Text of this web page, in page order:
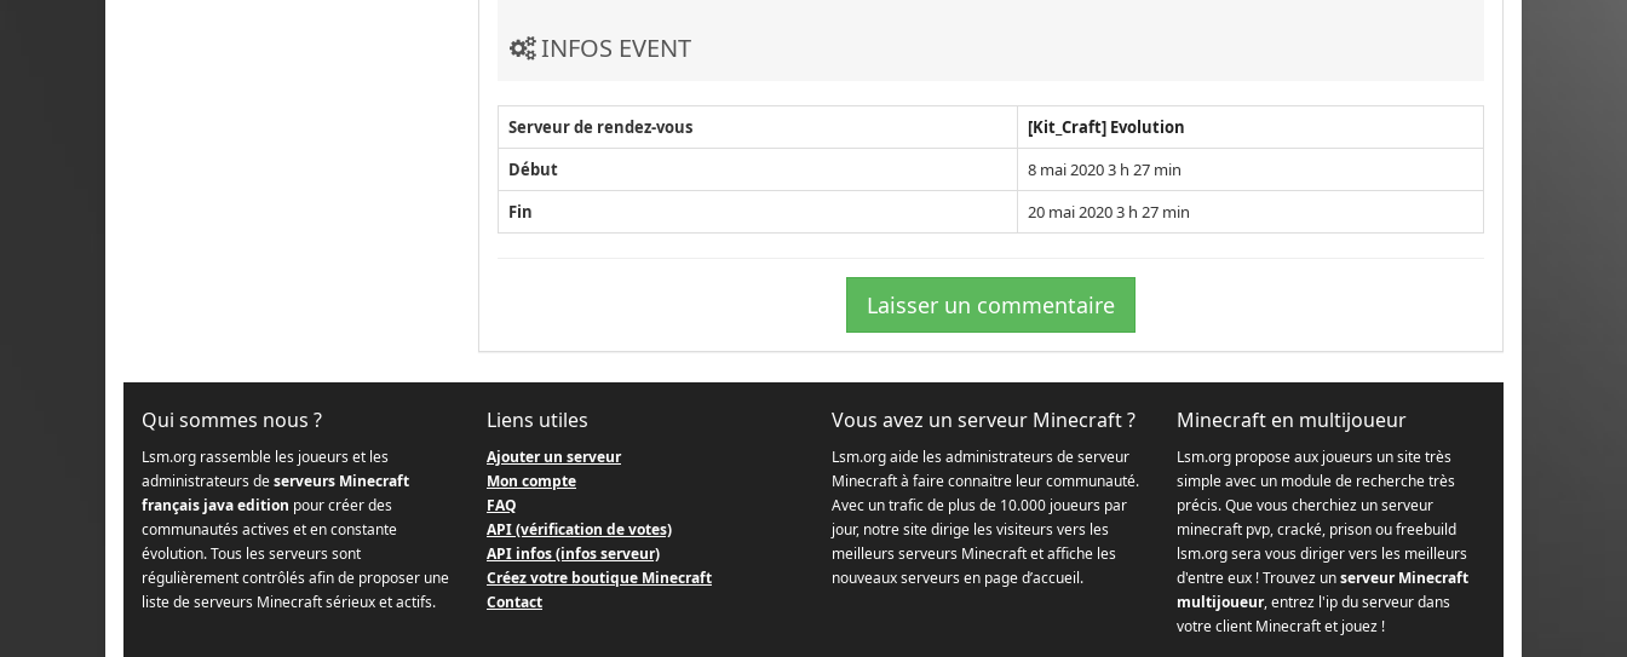
INFOS EVENT
Serveur de rendez-vous
[Kit_Craft] Evolution
Début
8 mai 2020 3 h 27 min
Fin
20 mai 2020 3 h 27 min
Laisser un commentaire
Qui sommes nous ?
Lsm.org rassemble les joueurs et les
administrateurs deserveurs Minecraft
français java edition pour créer des
communautés actives et en constante
évolution. Tous les serveurs sont
régulièrement contrôlés afin de proposer une
liste de serveurs Minecraft sérieux et actifs.
Liens utiles
Ajouter un serveur
Mon compte
FAQ
API (vérification de votes)
API infos (infos serveur)
Créez votre boutique Minecraft
Contact
Vous avez un serveur Minecraft ?
Lsm.org aide les administrateurs de serveur
Minecraft à faire connaitre leur communauté.
Avec un trafic de plus de 10.000 joueurs par
jour, notre site dirige les visiteurs vers les
meilleurs serveurs Minecraft et affiche les
nouveaux serveurs en page d’accueil.
Minecraft en multijoueur
Lsm.org propose aux joueurs un site très
simple avec un module de recherche très
précis. Que vous cherchiez un serveur
minecraft pvp, cracké, prison ou freebuild
lsm.org sera vous diriger vers les meilleurs
d'entre eux ! Trouvez unserveur Minecraft
multijoueur, entrez l'ip du serveur dans
votre client Minecraft et jouez !